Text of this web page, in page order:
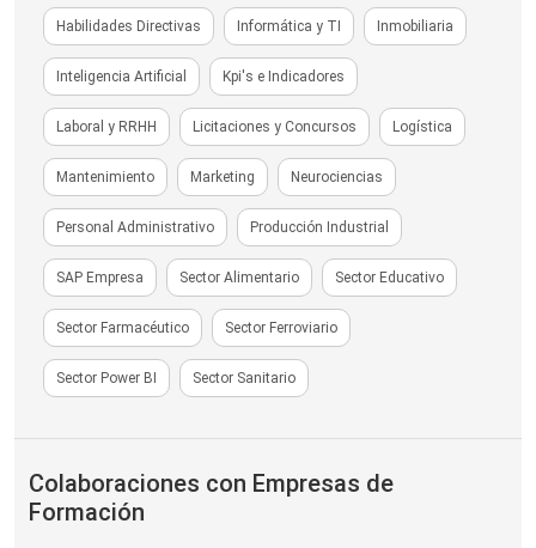
Habilidades Directivas Informática y TI Inmobiliaria
Inteligencia Artificial Kpi's e Indicadores
Laboral y RRHH Licitaciones y Concursos Logística
Mantenimiento Marketing Neurociencias
Personal Administrativo Producción Industrial
SAP Empresa Sector Alimentario Sector Educativo
Sector Farmacéutico Sector Ferroviario
Sector Power BI Sector Sanitario
Colaboraciones con Empresas de
Formación